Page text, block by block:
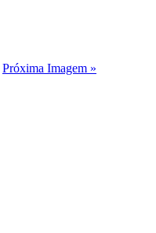
Próxima Imagem »